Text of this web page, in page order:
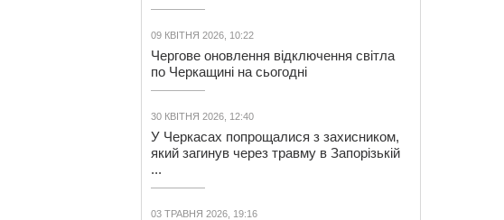
09 КВІТНЯ 2026, 10:22
Чергове оновлення відключення світла
по Черкащині на сьогодні
30 КВІТНЯ 2026, 12:40
У Черкасах попрощалися з захисником,
який загинув через травму в Запорізькій
...
03 ТРАВНЯ 2026, 19:16